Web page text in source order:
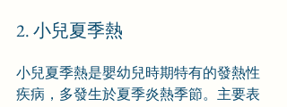
2. 小兒夏季熱
小兒夏季熱是嬰幼兒時期特有的發熱性
疾病，多發生於夏季炎熱季節。主要表